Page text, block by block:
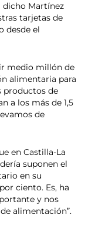
dicho Martínez
tarjetas de
desde el
medio millón de
alimentaria para
productos de
a los más de 1,5
de
en Castilla-La
suponen el
en su
ciento. Es, ha
y nos
alimentación”.